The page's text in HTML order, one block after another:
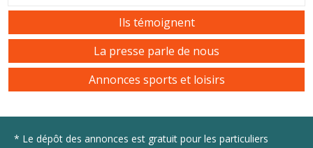
Ils témoignent
La presse parle de nous
Annonces sports et loisirs
* Le dépôt des annonces est gratuit pour les particuliers